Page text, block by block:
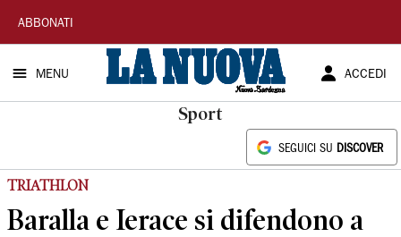
La
Nuova
Sardegna
ABBONATI
MENU ACCEDI
Sport
SEGUICI SU DISCOVER
TRIATHLON
Baralla e Ierace si difendono a